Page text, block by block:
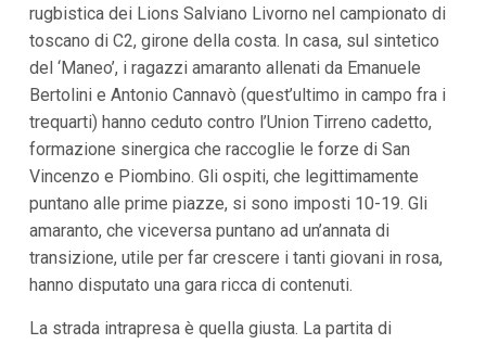
u
i
p
i
n
c
i
p
l
i
V
a
i
l
rugbistica dei Lions Salviano Livorno nel campionato di
toscano di C2, girone della costa. In casa, sul sintetico
del ‘Maneo’, i ragazzi amaranto allenati da Emanuele
Bertolini e Antonio Cannavò (quest’ultimo in campo fra i
trequarti) hanno ceduto contro l’Union Tirreno cadetto,
formazione sinergica che raccoglie le forze di San
Vincenzo e Piombino. Gli ospiti, che legittimamente
puntano alle prime piazze, si sono imposti 10-19. Gli
amaranto, che viceversa puntano ad un’annata di
transizione, utile per far crescere i tanti giovani in rosa,
hanno disputato una gara ricca di contenuti.
La strada intrapresa è quella giusta. La partita di